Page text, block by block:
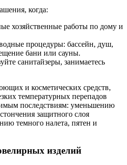
когда:
хозяйственные работы по дому и
процедуры: бассейн, душ,
бани или сауны.
санитайзеры, занимаетесь
и косметических средств,
температурных перепадов
последствиям: уменьшению
защитного слоя
темного налета, пятен и
изделий